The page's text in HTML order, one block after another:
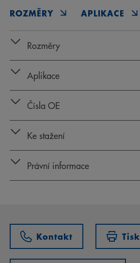
ROZMĚRY APLIKACE
Rozměry
Aplikace
Čísla OE
Ke stažení
Právní informace
Kontakt Tisk